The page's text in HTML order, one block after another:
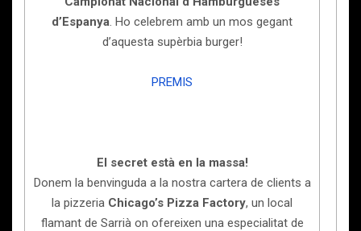
d’Espanya. Ho celebrem amb un mos gegant
d’aquesta supèrbia burger!
PREMIS
El secret està en la massa!
Donem la benvinguda a la nostra cartera de clients a
la pizzeria Chicago’s Pizza Factory, un local
flamant de Sarrià on ofereixen una especialitat de